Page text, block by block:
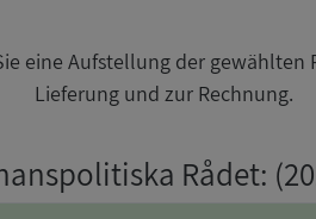
eine Aufstellung der gewählten
Lieferung und zur Rechnung.
Rådet: